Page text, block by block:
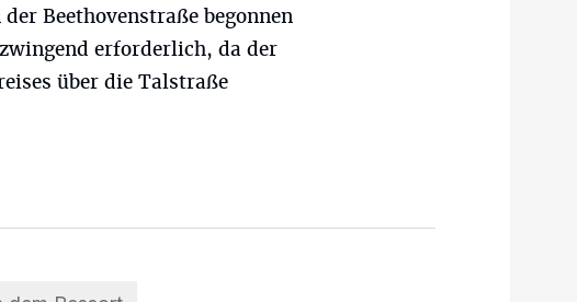
Beethovenstraße begonnen
erforderlich, da der
über die Talstraße